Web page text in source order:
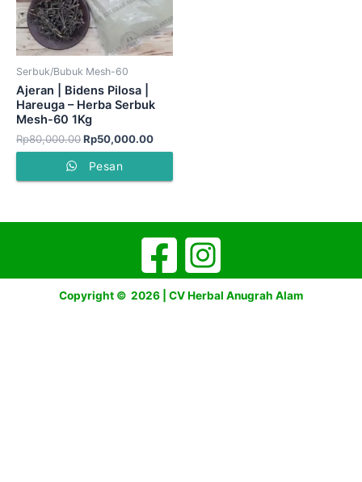
Serbuk/Bubuk Mesh-60
Ajeran | Bidens Pilosa |
Hareuga – Herba Serbuk
Mesh-60 1Kg
Rp80,000.00Rp50,000.00
Pesan
Copyright © 2026 | CV Herbal Anugrah Alam